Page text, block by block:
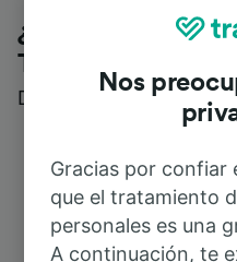
¿Qué piensan
Trainline?
Descubre reseñas
Nos
Gracias por confiar
que el tratamiento
personales es una
A continuación, te